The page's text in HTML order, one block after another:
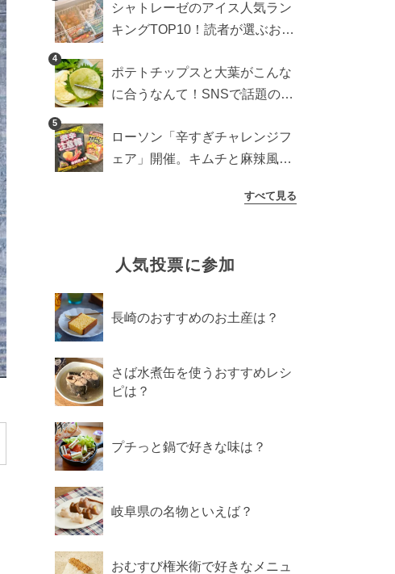
検証
シャトレーゼのアイス人気ラン
キングTOP10！読者が選ぶおす
4
ポテトチップスと大葉がこんな
に合うなんて！SNSで話題の食
5
ローソン「辛すぎチャレンジフ
ェア」開催。キムチと麻辣風の
すべて見る
人気投票に参加
長崎のおすすめのお土産は？
さば水煮缶を使うおすすめレシ
ピは？
プチっと鍋で好きな味は？
岐阜県の名物といえば？
おむすび権米衛で好きなメニュ